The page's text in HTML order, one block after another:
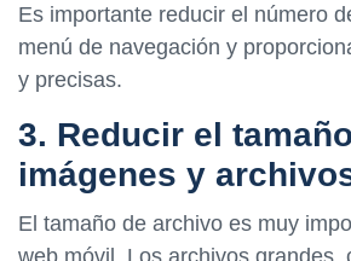
Es importante reducir el número
menú de navegación y
y precisas.
3. Reducir el
imágenes y
El tamaño de archivo es muy